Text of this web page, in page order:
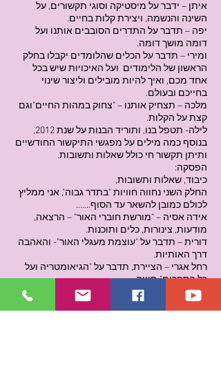
איתן – ידבר על מיסטיקה וסוגי תקשורים, על
השינה והנשמה, ויצירת קלות בחיים.
יפה – תדבר על התדרים הסובבים אותנו ועל
דומה מושך דומה.
ומירי – תדבר על הכלים שהלומדים יקבלו בחלק
הראשון של הלימודים ועל האיכויות שיש בכל
אחד מכם, ואיך להיות מובילים וליצור שינוי
בחייכם ובעולם.
מלכה – תצחיק אותנו – "צחוק במהות החיים"וגם
קצת על הקלות.
לילה- תטפל בנו, ותוריד הבנות על שנת 2012,
בנוסף כמה מילים על מפגשי התיקשור החודשיים
ותיתן תקשור חי כולל שאלות ותשובות.
הפסקה:
כיבוד, שאלות ותשובות,
החלק השני נחווה חוויות "בתדר גבוה", אני ממליץ
לכולם כמובן להשאר עד הסוף…….
אידה אסיה – "מורשת חוברי האור" – הרצאה,
מודעות, צינורות, כלים ותוכנות.
דורית – תדבר על "עוצמת מעגלי האור"- והאהבה
דרך האותיות.
רחל אגרי – הציירת, תדבר על "הגיאומטריה ועל
כל הספרים", חוויה.
טיפול מיוחד לנוכחים – לילה
תוכנית הלימודים של המיידעים: